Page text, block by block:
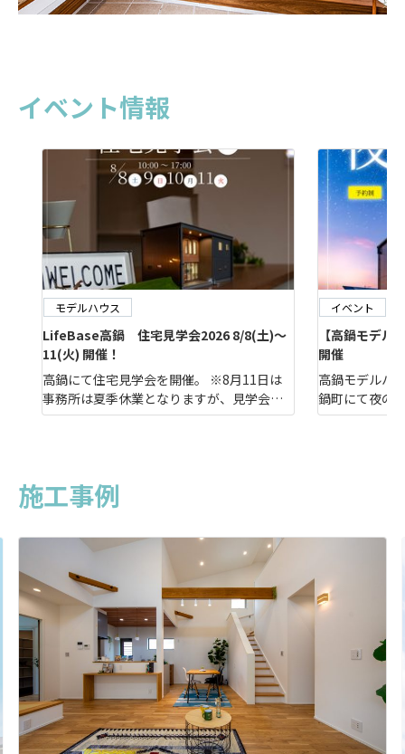
イベント情報
モデルハウス
LifeBase高鍋 住宅見学会2026 8/8(土)～
11(火) 開催！
高鍋にて住宅見学会を開催。 ※8月11日は
事務所は夏季休業となりますが、見学会は
通常通り開催しております。 高鍋モデル概
きな吹き抜け空間でおしゃれカフェのよう
な雰囲気。とても居心地の良 […]
イベント
【高鍋モデ
開催
高鍋モデルハ
鍋町にて夜の
じれない“夜”
施工事例